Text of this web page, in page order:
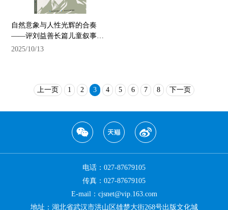
自然意象与人性光辉的合奏
——评刘益善长篇儿童叙事诗
《白鸽花开神农架》
2025/10/13
上一页 1 2 3 4 5 6 7 8 下一页
电话：027-87679105
传真：027-87679105
E-mail：cjsnet@vip.163.com
地址：湖北省武汉市洪山区雄楚大街268号出版文化城